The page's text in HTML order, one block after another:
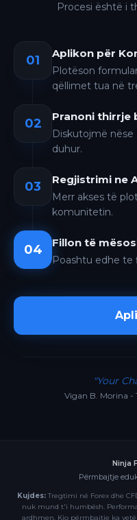
Procesi është i
01 Aplikon për
Plotëson
qëllimet tua në
02 Pranoni thirrje
Diskutojmë nëse
duhur.
03 Regjistrimi ne
Merr akses të
komunitetin.
04 Fillon të
Poashtu edhe te
"Your
Vigan B. Morina -
Ninja
Përmbajtje
Kujdes:Tregtimi në Forex dhe
nuk mund t'i humbësh.
ardhmen. Kjo përmbajtje ka